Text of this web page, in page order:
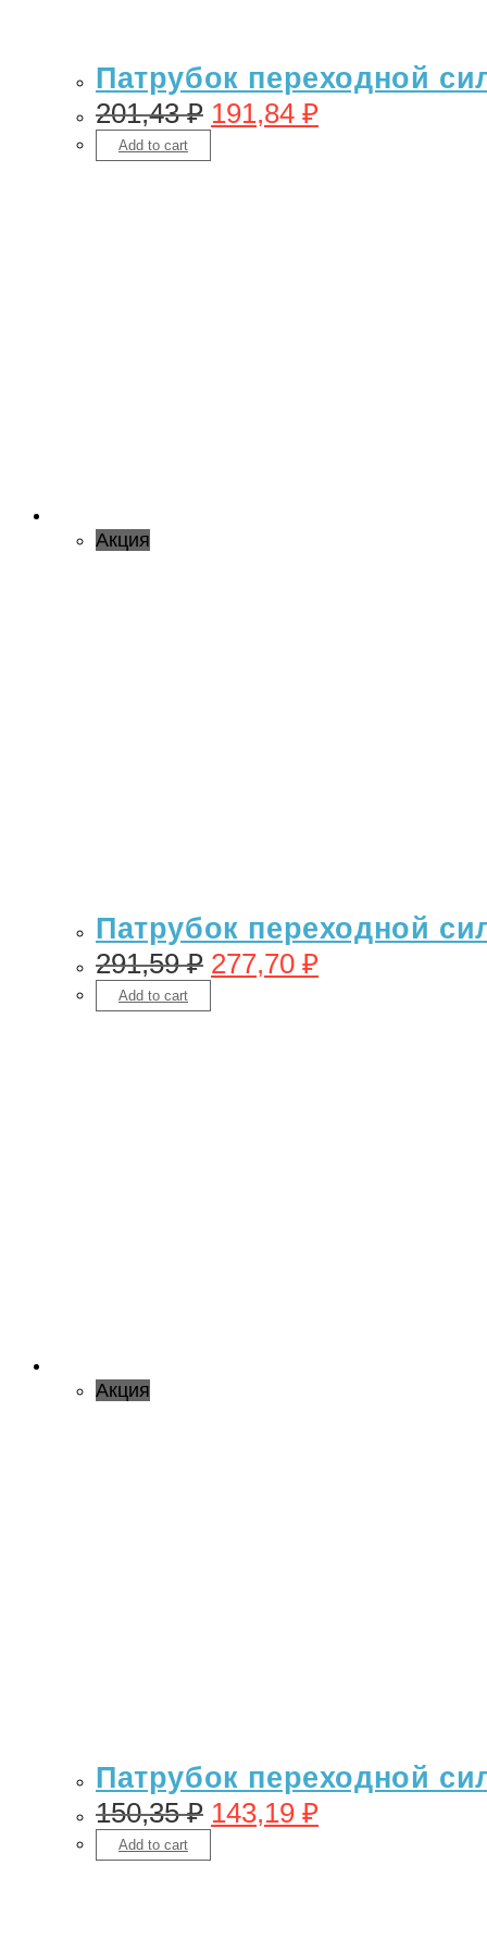
Патрубок переходной
201,43₽ 191,84 ₽
Add to cart
Акция
Патрубок переходной
291,59₽ 277,70 ₽
Add to cart
Акция
Патрубок переходной
150,35₽ 143,19 ₽
Add to cart